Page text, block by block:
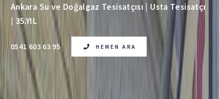
Ankara Su ve Doğalgaz Tesisatçısı | Usta Tesisatçı
| 35.YIL
0541 603 63 95 HEMEN ARA